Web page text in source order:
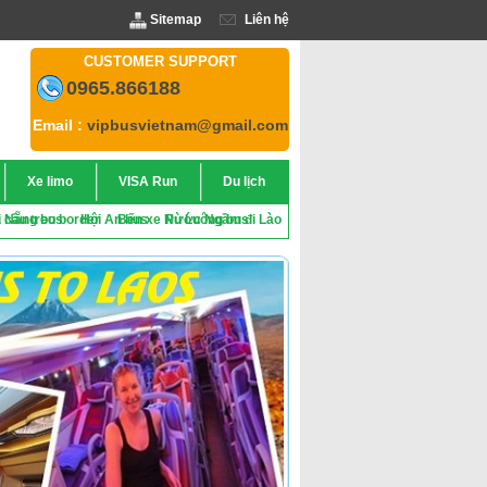
Sitemap Liên hệ
CUSTOMER SUPPORT
0965.866188
Email : vipbusvietnam@gmail.com
Nẵng bus Hội An bus Pù Luông bus
cầu treo border Bến xe Nước Ngầm đi Lào
Xe limo VISA Run Du lịch